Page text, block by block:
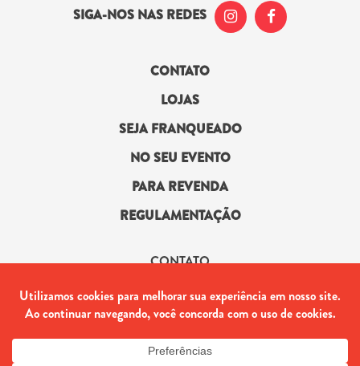
SIGA-NOS NAS REDES
CONTATO
LOJAS
SEJA FRANQUEADO
NO SEU EVENTO
PARA REVENDA
REGULAMENTAÇÃO
CONTATO
(21) 2442-2523
marketing@sorveteitalia.com
Estrada dos Bandeirantes, 11.742 – Vargem Pequena – RJ